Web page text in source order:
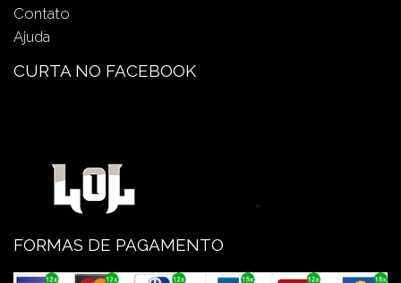
Contato
Ajuda
CURTA NO FACEBOOK
FORMAS DE PAGAMENTO